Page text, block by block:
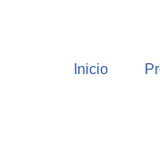
Inicio